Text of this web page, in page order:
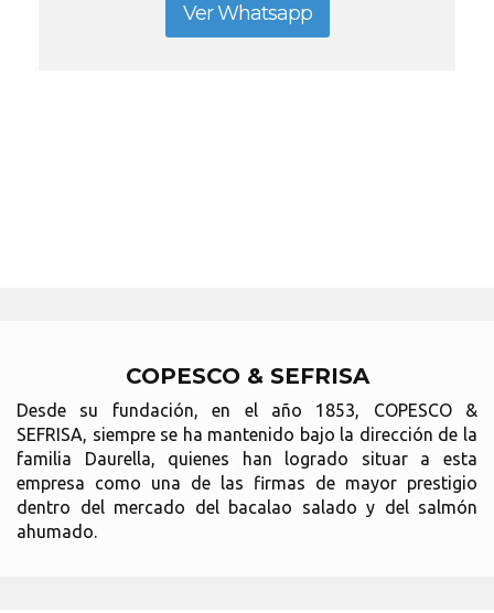
Ver Whatsapp
COPESCO & SEFRISA
Desde su fundación, en el año 1853, COPESCO &
SEFRISA, siempre se ha mantenido bajo la dirección de la
familia Daurella, quienes han logrado situar a esta
empresa como una de las firmas de mayor prestigio
dentro del mercado del bacalao salado y del salmón
ahumado.